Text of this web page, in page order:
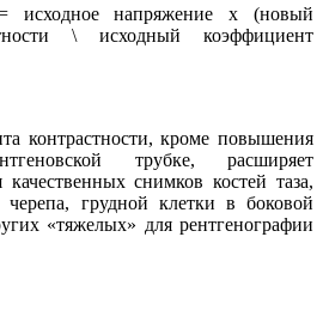
исходное напряжение х (новый
\ исходный коэффициент
контрастности, кроме повышения
трубке, расширяет
снимков костей таза,
грудной клетки в боковой
«тяжелых» для рентгенографии